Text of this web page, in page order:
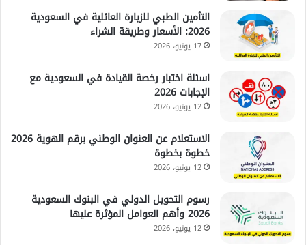
التأمين الطبي للزيارة العائلية في السعودية
2026: الأسعار وطريقة الشراء
17 يونيو، 2026
اسئلة اختبار رخصة القيادة في السعودية مع
الإجابات 2026
12 يونيو، 2026
الاستعلام عن العنوان الوطني برقم الهوية 2026
خطوة بخطوة
12 يونيو، 2026
رسوم التحويل الدولي في البنوك السعودية
2026 وأهم العوامل المؤثرة عليها
12 يونيو، 2026